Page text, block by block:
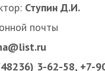
Ступин Д.И.
почты
3-62-58, +7-